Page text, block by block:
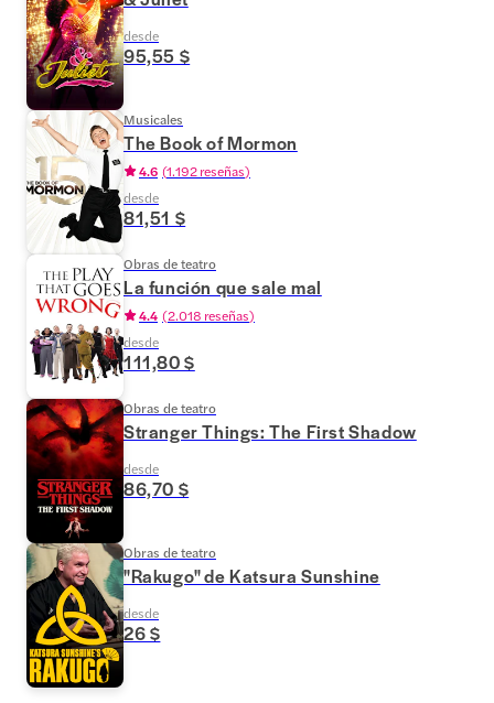
desde
95,55 $
Musicales
The Book of Mormon
4.6 (1.192 reseñas)
desde
81,51 $
Obras de teatro
La función que sale mal
4.4 (2.018 reseñas)
desde
111,80 $
Obras de teatro
Stranger Things: The First Shadow
desde
86,70 $
Obras de teatro
"Rakugo" de Katsura Sunshine
desde
26 $